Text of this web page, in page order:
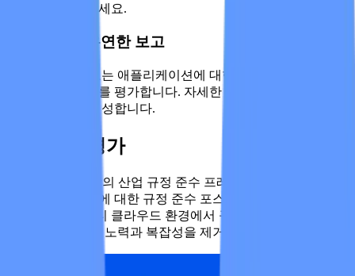
레임워크를 만드세요.
세분화되고 유연한 보고
다양한 사업부 또는 애플리케이션에 대한 프레임워크별 컴플
라이언스 포스처를 평가합니다. 자세한 평가 보고서 또는 고위
임원 보고서를 생성합니다.
지속적인 평가
Wiz는 100개 이상의 산업 규정 준수 프레임워크 또는 사용자
정의 프레임워크에 대한 규정 준수 포스처를 자동으로 평가합
니다. 동적 및 멀티 클라우드 환경에서 규정 준수를 달성하는
데 필요한 수동적 노력과 복잡성을 제거하세요.